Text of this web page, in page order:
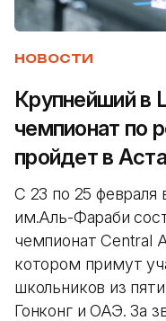
НОВОСТИ
Крупнейший в
чемпионат по
пройдет в
С 23 по 25
им.Аль-Фараби
чемпионат Central
котором примут
школьников из
Гонконг и ОАЭ. За